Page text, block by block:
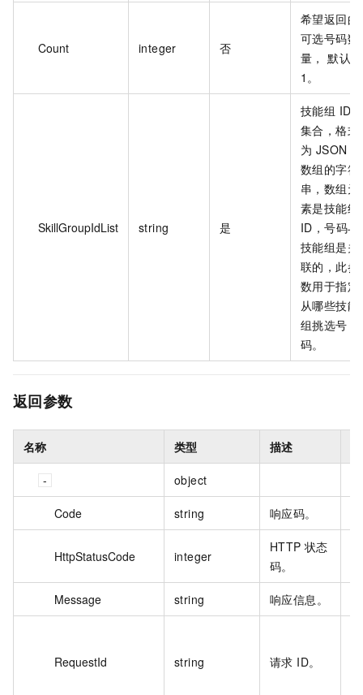
Count integer 否
希望返回的
可选号码数
量， 默认
1。
SkillGroupIdList string 是
技能组 ID
集合，格式
为 JSON
数组的字符
串，数组元
素是技能组
ID，号码与
技能组是关
联的，此参
数用于指定
从哪些技能
组挑选号
码。
返回参数
名称 类型 描述
object
Code string 响应码。
HttpStatusCode integer
HTTP 状态
码。
Message string 响应信息。
RequestId string 请求 ID。